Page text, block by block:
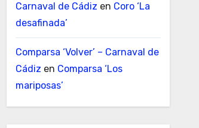
Carnaval de Cádiz en Coro ‘La
desafinada’
Comparsa ‘Volver’ – Carnaval de
Cádiz en Comparsa ‘Los
mariposas’